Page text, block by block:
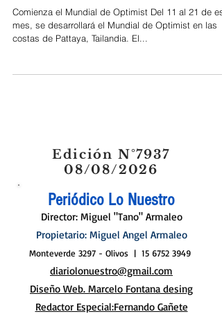
Comienza el Mundial de Optimist Del 11 al 21 de
mes, se desarrollará el Mundial de Optimist en las
costas de Pattaya, Tailandia. El...
Edición N°7937
08/08/2026
Periódico Lo Nuestro
Director: Miguel "Tano" Armaleo
Propietario: Miguel Angel Armaleo
Monteverde 3297 - Olivos | 15 6752 3949
diariolonuestro@gmail.com
Diseño Web. Marcelo Fontana desing
Redactor Especial:Fernando Gañete